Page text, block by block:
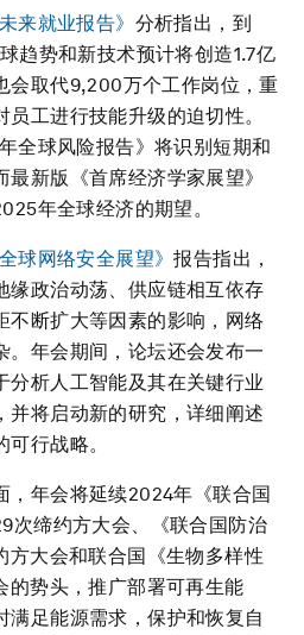
来就业报告》 分析指出，到
趋势和新技术预计将创造1.7亿
会取代9,200万个工作岗位，重
工进行技能升级的迫切性。
全球风险报告》将识别短期和
新版《首席经济学家展望》
年全球经济的期望。
球网络安全展望》报告指出，
缘政治动荡、供应链相互依存
不断扩大等因素的影响，网络
。年会期间，论坛还会发布一
分析人工智能及其在关键行业
并将启动新的研究，详细阐述
行战略。
，年会将延续2024年《联合国
次缔约方大会、《联合国防治
方大会和联合国《生物多样性
的势头，推广部署可再生能
满足能源需求，保护和恢复自